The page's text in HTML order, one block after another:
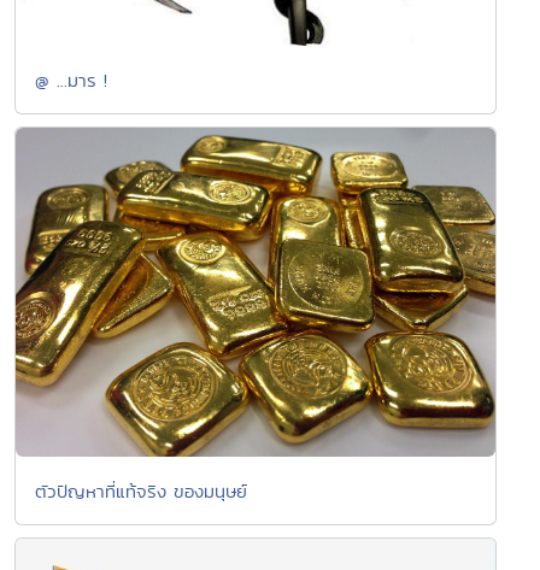
@ ...มาร !
ตัวปัญหาที่แท้จริง ของมนุษย์